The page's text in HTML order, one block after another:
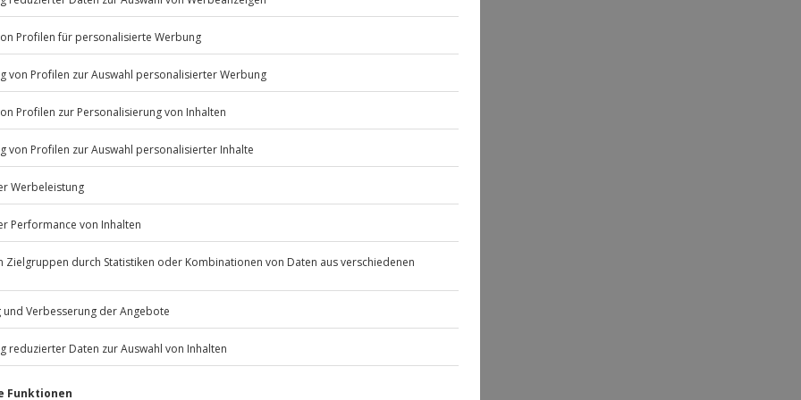
Listenansicht
© OpenStreetMaps
Jochen SchweizerGmbH
Mühldorfstraße 8